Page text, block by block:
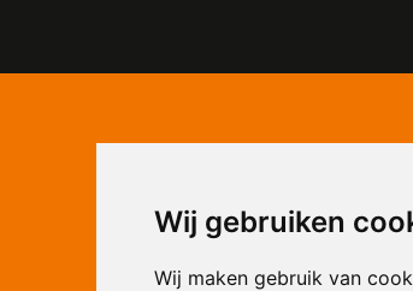
Wij gebruiken
Wij maken gebruik van